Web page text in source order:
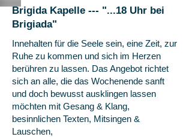
Brigida Kapelle --- "...18 Uhr bei
Brigiada"
Innehalten für die Seele sein, eine Zeit, zur
Ruhe zu kommen und sich im Herzen
berühren zu lassen. Das Angebot richtet
sich an alle, die das Wochenende sanft
und doch bewusst ausklingen lassen
möchten mit Gesang & Klang,
besinnlichen Texten, Mitsingen &
Lauschen,